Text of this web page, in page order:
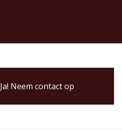
Ja! Neem contact op